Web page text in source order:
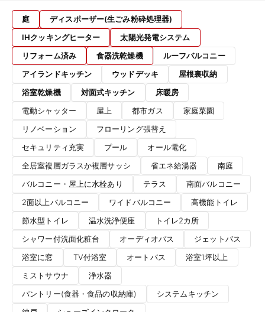
庭
ディスポーザー(生ごみ粉砕処理器)
IHクッキングヒーター
太陽光発電システム
リフォーム済み
食器洗乾燥機
ルーフバルコニー
アイランドキッチン
ウッドデッキ
屋根裏収納
浴室乾燥機
対面式キッチン
床暖房
電動シャッター
屋上 都市ガス
家庭菜園
リノベーション
フローリング張替え
セキュリティ充実
プール
オール電化
全居室複層ガラスか複層サッシ
省エネ給湯器
南庭
バルコニー・屋上に水栓あり
テラス
南面バルコニー
2面以上バルコニー
ワイドバルコニー
高機能トイレ
節水型トイレ
温水洗浄便座
トイレ2カ所
シャワー付洗面化粧台
オーディオバス
ジェットバス
浴室に窓
TV付浴室 オートバス
浴室1坪以上
ミストサウナ
浄水器
パントリー(食器・食品の収納庫)
システムキッチン